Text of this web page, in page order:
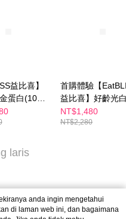
益比喜】
蛋白(10包/
盒｜白金健
首購體驗【
益比喜】好齡光
白(金/葷食)/白金
(桃/奶素) (10包/
NT$1,480
NT$2,280
laris
anda ingin mengetahui
di laman web ini, dan bagaimana